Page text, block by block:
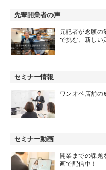
先輩開業者の声
元記者が念願の
で挑む、新しい
セミナー情報
ワンオペ店舗の
セミナー動画
開業までの課題
画で配信中！